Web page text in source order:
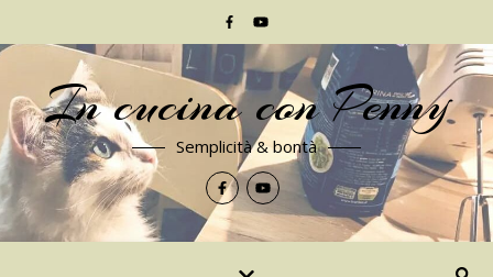
In cucina con Penny
Semplicità & bontà